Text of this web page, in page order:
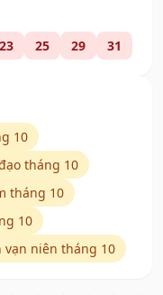
23 25 29 31
10
tháng 10
tháng 10
10
vạn niên tháng 10